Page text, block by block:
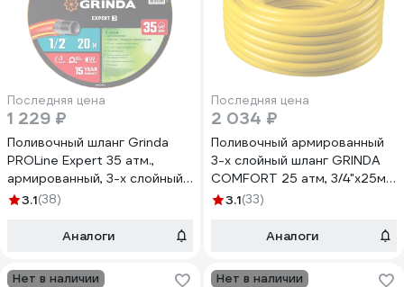
Последняя цена
1 229 ₽
Поливочный шланг Grinda
PROLine Expert 35 атм.,
армированный, 3-х слойный,
1/2х20м 8-429005-1/2-
3.1(38)
Аналоги
Последняя цена
2 034 ₽
Поливочный армированный
3-х слойный шланг GRINDA
COMFORT 25 атм, 3/4"х25м
8-429003-3/4-25_z02
3.1(33)
Аналоги
Нет в наличии Нет в наличии